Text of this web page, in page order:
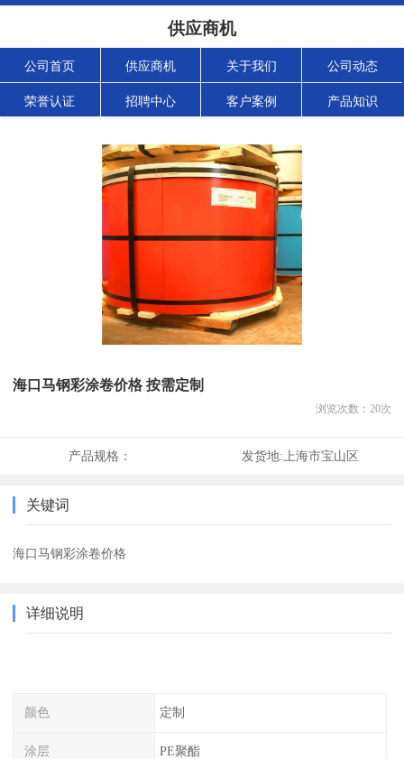
供应商机
公司首页 供应商机 关于我们 公司动态
荣誉认证 招聘中心 客户案例 产品知识
海口马钢彩涂卷价格 按需定制
浏览次数： 20次
产品规格： 发货地: 上海市宝山区
关键词
海口马钢彩涂卷价格
详细说明
颜色 定制
涂层 PE聚酯